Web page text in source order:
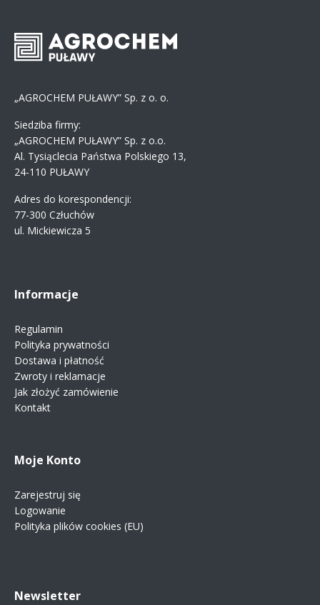
„AGROCHEM PUŁAWY” Sp. z o. o.
Siedziba firmy:
„AGROCHEM PUŁAWY” Sp. z o.o.
Al. Tysiąclecia Państwa Polskiego 13,
24-110 PUŁAWY
Adres do korespondencji:
77-300 Człuchów
ul. Mickiewicza 5
Informacje
Regulamin
Polityka prywatności
Dostawa i płatność
Zwroty i reklamacje
Jak złożyć zamówienie
Kontakt
Moje Konto
Zarejestruj się
Logowanie
Polityka plików cookies (EU)
Newsletter